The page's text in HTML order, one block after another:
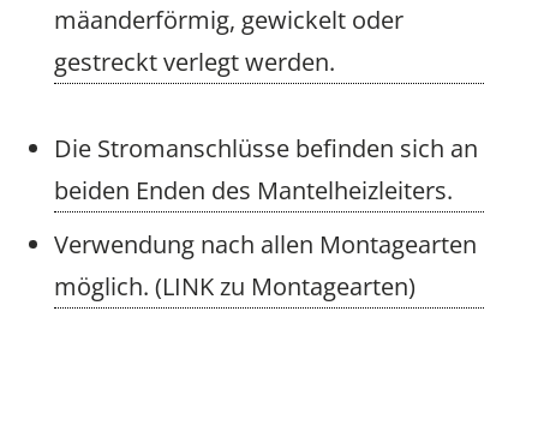
mäanderförmig, gewickelt oder
gestreckt verlegt werden.
Die Stromanschlüsse befinden sich an
beiden Enden des Mantelheizleiters.
Verwendung nach allen Montagearten
möglich. (LINK zu Montagearten)